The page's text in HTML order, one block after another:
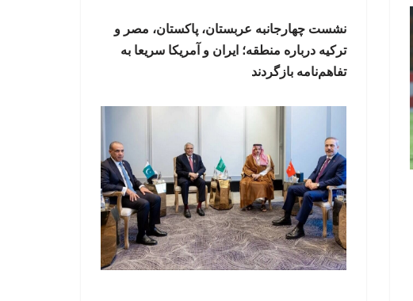
نشست چهارجانبه عربستان، پاکستان، مصر و
ترکیه درباره منطقه؛ ایران و آمریکا سریعا به
تفاهم‌نامه بازگردند